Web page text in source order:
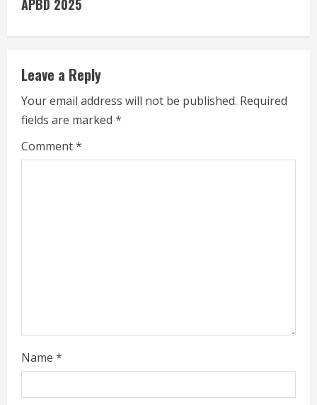
i
n
u
e
R
e
APBD 2025
Leave a Reply
Your email address will not be published. Required
fields are marked *
Comment*
Name *